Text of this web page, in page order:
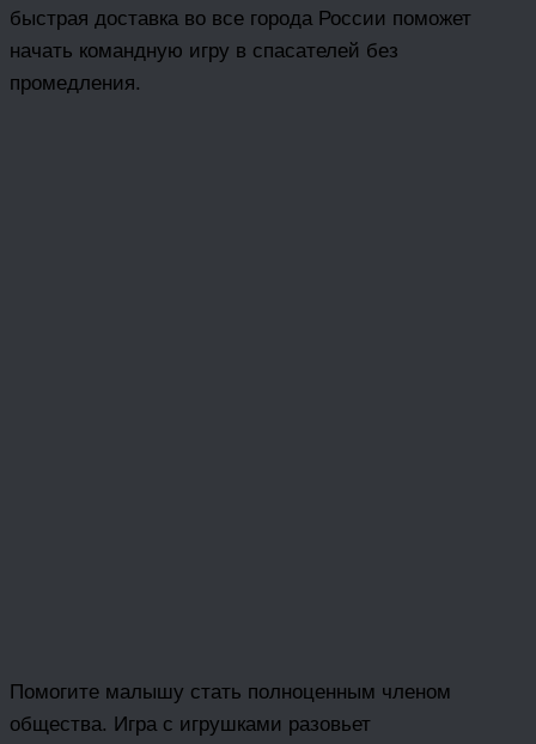
быстрая доставка во все города России поможет
начать командную игру в спасателей без
промедления.
Помогите малышу стать полноценным членом
общества. Игра с игрушками разовьет